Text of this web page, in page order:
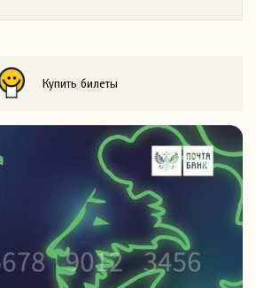
Купить билеты